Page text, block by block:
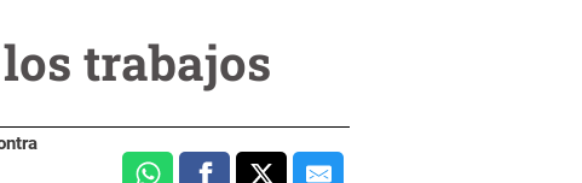
trabajos